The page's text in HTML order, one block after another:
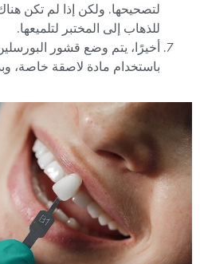
لتصحيحها. ولكن إذا لم تكن
للذهاب إلى المختبر لتلميعها.
أخيرًا، يتم وضع قشور
باستخدام مادة لاصقة خاصة،